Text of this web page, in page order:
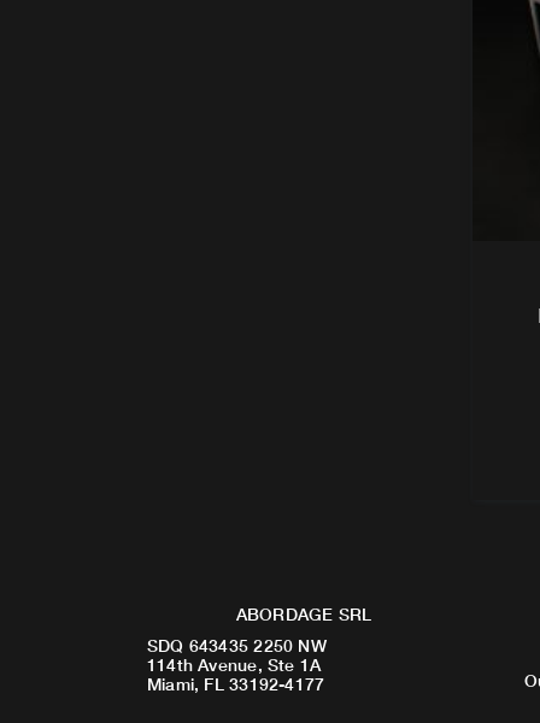
ABORDAGE SRL
SDQ 643435 2250 NW
114th Avenue, Ste 1A
Miami, FL 33192-4177